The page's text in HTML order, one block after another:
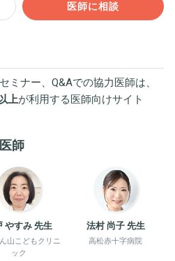
医師に相談
ミナー、Q&Aでの協力医師は、
上が利用する医師向けサイト
師
やすみ 先生
山こどもクリニ
ック
法村 尚子 先生
高松赤十字病院